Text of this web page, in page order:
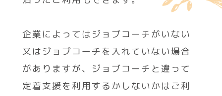
企業によってはジョブコーチがいない
又はジョブコーチを入れていない場合
がありますが、 ジョブコーチと違って
定着支援を利用するかしないかはご利